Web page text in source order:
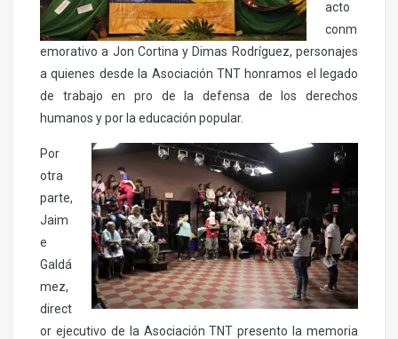
acto
conm
emorativo a Jon Cortina y Dimas Rodríguez, personajes
a quienes desde la Asociación TNT honramos el legado
de trabajo en pro de la defensa de los derechos
humanos y por la educación popular.
Por
otra
parte,
Jaim
e
Galdá
mez,
direct
or ejecutivo de la Asociación TNT presento la memoria